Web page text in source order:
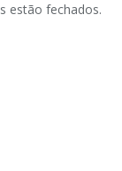
estão fechados.